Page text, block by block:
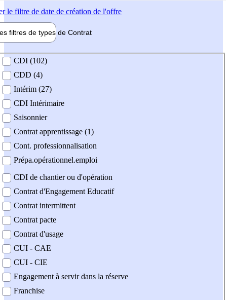
le filtre de date de création de l'offre
filtres de types de Contrat
contrat
CDI (102)
CDD (4)
Intérim (27)
CDI Intérimaire
Saisonnier
Contrat apprentissage (1)
Cont. professionnalisation
Prépa.opérationnel.emploi
CDI de chantier ou d'opération
Contrat d'Engagement Educatif
Contrat intermittent
Contrat pacte
Contrat d'usage
CUI - CAE
CUI - CIE
Engagement à servir dans la réserve
Franchise